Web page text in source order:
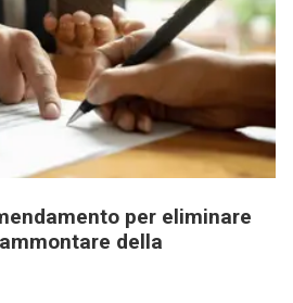
per eliminare
della